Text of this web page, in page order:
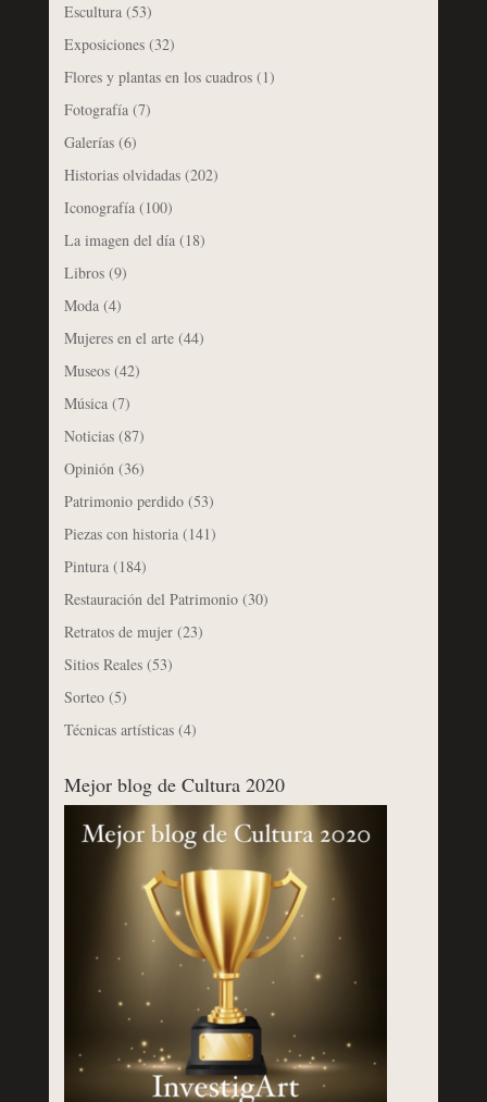
Escultura(53)
Exposiciones(32)
Flores y plantas en los cuadros(1)
Fotografía(7)
Galerías(6)
Historias olvidadas(202)
Iconografía(100)
La imagen del día(18)
Libros(9)
Moda(4)
Mujeres en el arte(44)
Museos(42)
Música(7)
Noticias(87)
Opinión(36)
Patrimonio perdido(53)
Piezas con historia(141)
Pintura(184)
Restauración del Patrimonio(30)
Retratos de mujer(23)
Sitios Reales(53)
Sorteo(5)
Técnicas artísticas(4)
Mejor blog de Cultura 2020